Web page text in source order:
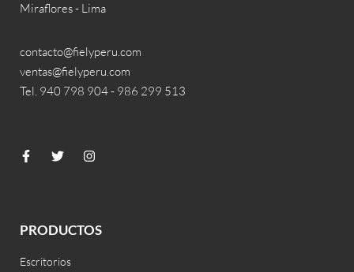
Miraflores - Lima
contacto@fielyperu.com
ventas@fielyperu.com
Tel. 940 798 904 - 986 299 513
PRODUCTOS
Escritorios